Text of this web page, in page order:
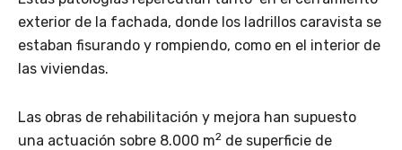
exterior de la fachada, donde los ladrillos caravista se
estaban fisurando y rompiendo, como en el interior de
las viviendas.
Las obras de rehabilitación y mejora han supuesto
una actuación sobre 8.000 m2 de superficie de